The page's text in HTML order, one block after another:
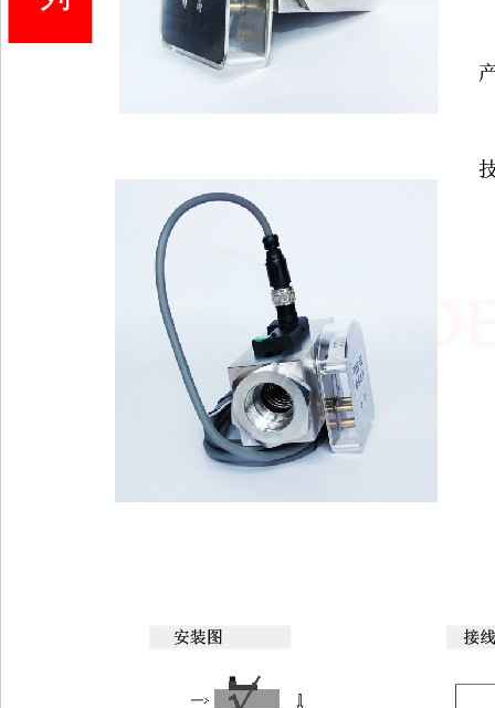
一般项目：智能卡、工业自动化设备、电子工业专用设备、半导体、电
五金产品、机械设备、电气设备、集成电路、智能仪器仪表、工业自动控
境保护监测，环境应急治理服务，以下限分支机构经营：集成电路制造，